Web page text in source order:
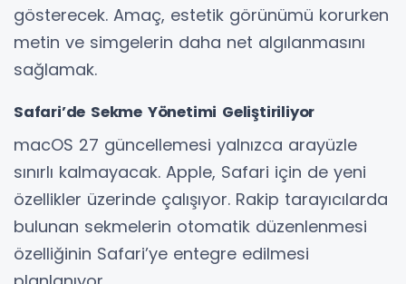
gösterecek. Amaç, estetik görünümü korurken
metin ve simgelerin daha net algılanmasını
sağlamak.
Safari’de Sekme Yönetimi Geliştiriliyor
macOS 27 güncellemesi yalnızca arayüzle
sınırlı kalmayacak. Apple, Safari için de yeni
özellikler üzerinde çalışıyor. Rakip tarayıcılarda
bulunan sekmelerin otomatik düzenlenmesi
özelliğinin Safari’ye entegre edilmesi